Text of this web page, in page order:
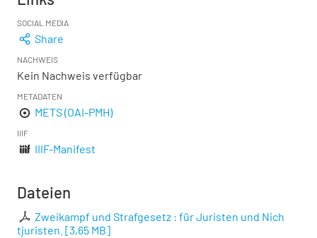
SOCIAL MEDIA
Share
NACHWEIS
Kein Nachweis verfügbar
METADATEN
METS (OAI-PMH)
IIIF
IIIF-Manifest
Dateien
Zweikampf und Strafgesetz : für Juristen und Nich
tjuristen. [3,65 MB]